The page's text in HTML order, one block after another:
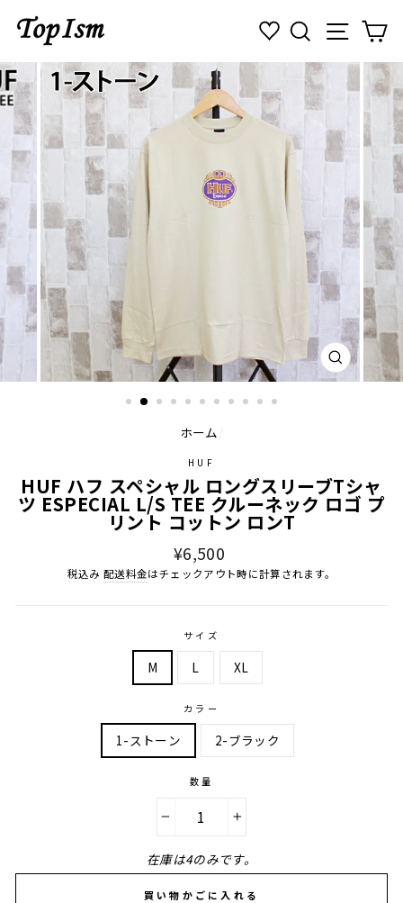
ン
ツ
に
プ
す
検索 ナビ
閉
じ
ホーム/
HUF
HUF ハフ スペシャル ロングスリーブTシャ
ツ ESPECIAL L/S TEE クルーネック ロゴ プ
リント コットン ロンT
通
常
格
¥6,500
税込み配送料金はチェックアウト時に計算されます。
サイズ
M L XL
カラー
1-ストーン 2-ブラック
数量
在庫は4のみです。
買い物かごに入れる